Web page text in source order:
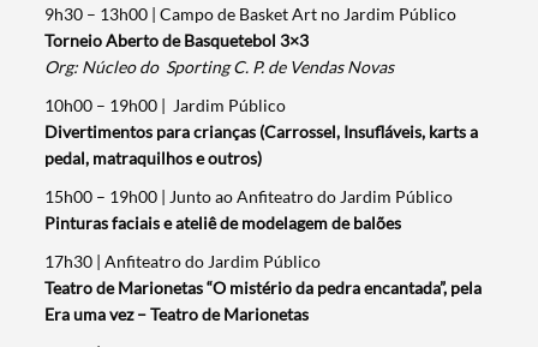
9h30 – 13h00 | Campo de Basket Art no Jardim Público
Torneio Aberto de Basquetebol 3×3
Org: Núcleo do Sporting C. P. de Vendas Novas
10h00 – 19h00 | Jardim Público
Divertimentos para crianças (Carrossel, Insufláveis, karts a
pedal, matraquilhos e outros)
15h00 – 19h00 | Junto ao Anfiteatro do Jardim Público
Pinturas faciais e ateliê de modelagem de balões
17h30 | Anfiteatro do Jardim Público
Teatro de Marionetas “O mistério da pedra encantada”, pela
Era uma vez – Teatro de Marionetas